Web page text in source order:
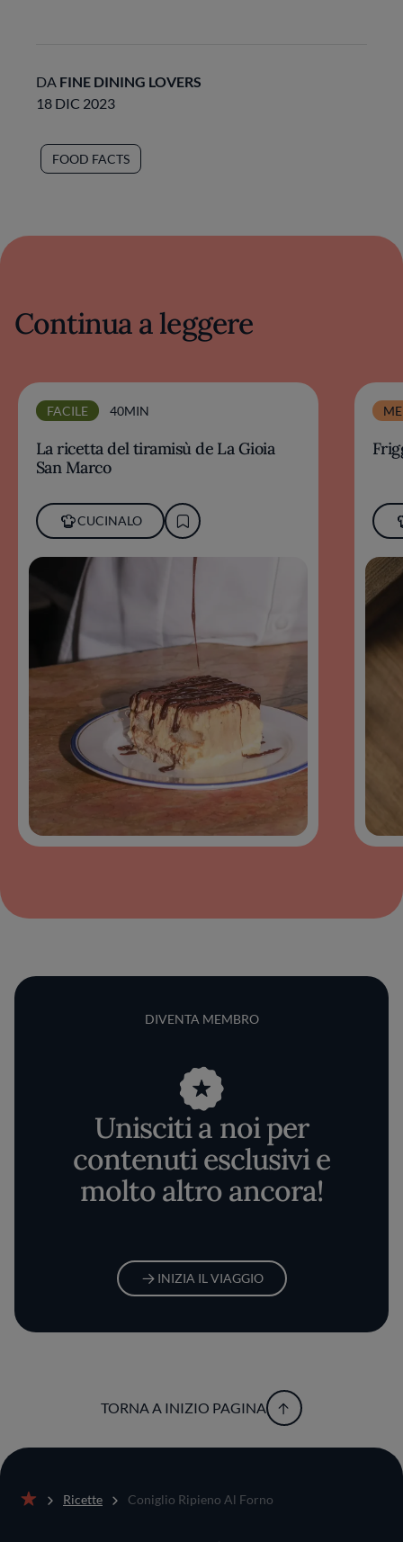
DA FINE DINING LOVERS
18 DIC 2023
FOOD FACTS
Continua a leggere
FACILE 40MIN
La ricetta del tiramisù de La Gioia
San Marco
CUCINALO
DIVENTA MEMBRO
Unisciti a noi per
contenuti esclusivi e
molto altro ancora!
INIZIA IL VIAGGIO
TORNA A INIZIO PAGINA
Ricette Coniglio Ripieno Al Forno